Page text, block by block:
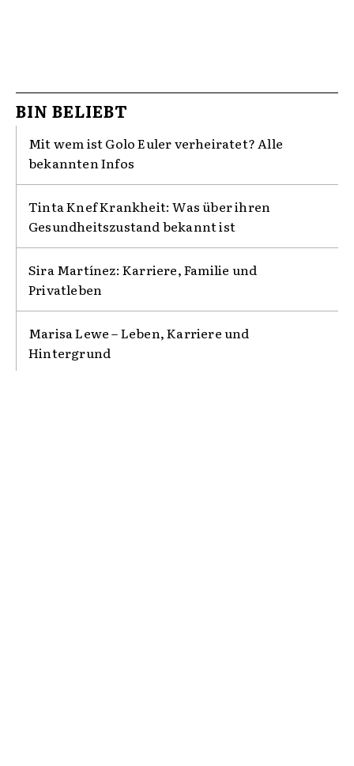
BIN BELIEBT
Mit wem ist Golo Euler verheiratet? Alle
bekannten Infos
Tinta Knef Krankheit: Was über ihren
Gesundheitszustand bekannt ist
Sira Martínez: Karriere, Familie und
Privatleben
Marisa Lewe – Leben, Karriere und
Hintergrund